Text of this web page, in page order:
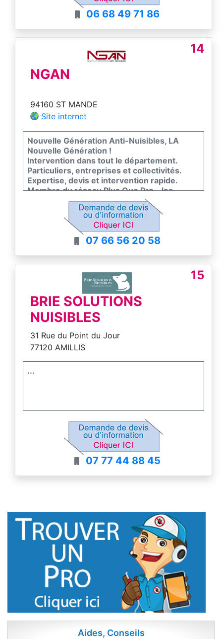
06 68 49 71 86
14
NGAN
94160 ST MANDE
Site internet
Nouvelle Génération Anti-Nuisibles, LA
Nouvelle Génération !
Intervention dans tout le département.
Particuliers, entreprises et collectivités.
Expertise, devis et intervention rapide.
Membre du réseau Plus Que Pro - les
meilleurs entreprises de France
07 66 56 20 58
15
BRIE SOLUTIONS
NUISIBLES
31 Rue du Point du Jour
77120 AMILLIS
...
07 77 44 88 45
Aides, Conseils